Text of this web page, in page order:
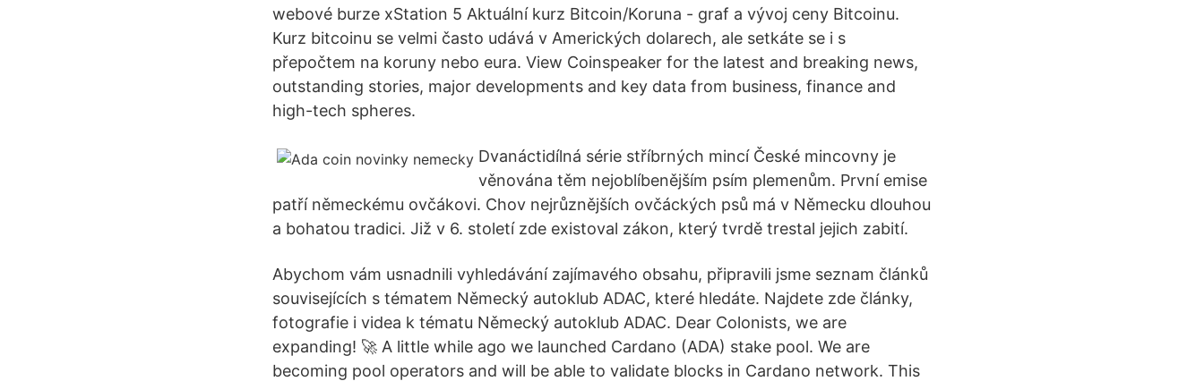
webové burze xStation 5 Aktuální kurz Bitcoin/Koruna - graf a vývoj ceny Bitcoinu.
Kurz bitcoinu se velmi často udává v Amerických dolarech, ale setkáte se i s
přepočtem na koruny nebo eura. View Coinspeaker for the latest and breaking news,
outstanding stories, major developments and key data from business, finance and
high-tech spheres.
Dvanáctidílná série stříbrných mincí České mincovny je
věnována těm nejoblíbenějším psím plemenům. První emise
patří německému ovčákovi. Chov nejrůznějších ovčáckých psů má v Německu dlouhou
a bohatou tradici. Již v 6. století zde existoval zákon, který tvrdě trestal jejich zabití.
Abychom vám usnadnili vyhledávání zajímavého obsahu, připravili jsme seznam článků
souvisejících s tématem Německý autoklub ADAC, které hledáte. Najdete zde články,
fotografie i videa k tématu Německý autoklub ADAC. Dear Colonists, we are
expanding! 🚀 A little while ago we launched Cardano (ADA) stake pool. We are
becoming pool operators and will be able to validate blocks in Cardano network. This